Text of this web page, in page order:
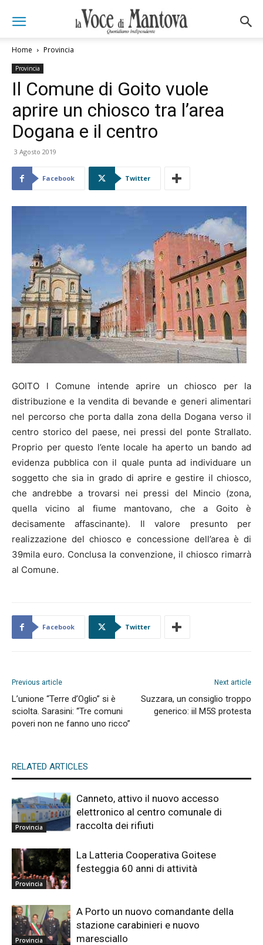
Home Provincia
Provincia
Il Comune di Goito vuole
aprire un chiosco tra l’area
Dogana e il centro
3 Agosto 2019
Facebook Twitter
GOITO l Comune intende aprire un chiosco per la
distribuzione e la vendita di bevande e generi alimentari
nel percorso che porta dalla zona della Dogana verso il
centro storico del paese, nei pressi del ponte Strallato.
Proprio per questo l’ente locale ha aperto un bando ad
evidenza pubblica con il quale punta ad individuare un
soggetto che sia in grado di aprire e gestire il chiosco,
che andrebbe a trovarsi nei pressi del Mincio (zona,
quella vicino al fiume mantovano, che a Goito è
decisamente affascinante). Il valore presunto per
realizzazione del chiosco e concessione dell’area è di
39mila euro. Conclusa la convenzione, il chiosco rimarrà
al Comune.
Facebook Twitter
Previous article
L’unione “Terre d’Oglio” si è
sciolta. Sarasini: “Tre comuni
poveri non ne fanno uno ricco”
Next article
Suzzara, un consiglio troppo
generico: iil M5S protesta
RELATED ARTICLES
Provincia
Canneto, attivo il nuovo accesso
elettronico al centro comunale di
raccolta dei rifiuti
Provincia
La Latteria Cooperativa Goitese
festeggia 60 anni di attività
Provincia
A Porto un nuovo comandante della
stazione carabinieri e nuovo
maresciallo